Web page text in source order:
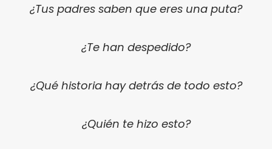
¿Tus padres saben que eres una puta?
¿Te han despedido?
¿Qué historia hay detrás de todo esto?
¿Quién te hizo esto?